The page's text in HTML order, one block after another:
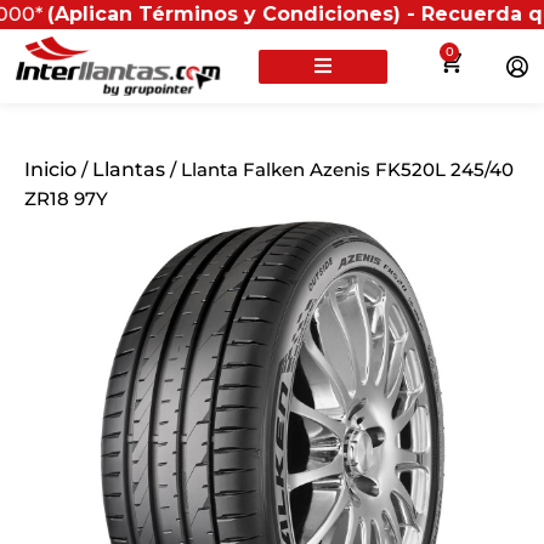
Términos y Condiciones) - Recuerda que si
0
Inicio / Llantas / Llanta Falken Azenis FK520L 245/40
ZR18 97Y